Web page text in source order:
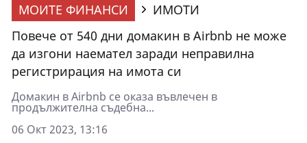
МОИТЕ ФИНАНСИ
ИМОТИ
Повече от 540 дни домакин в Airbnb не може
да изгони наемател заради неправилна
регистрирация на имота си
Домакин в Airbnb се оказа въвлечен в
продължителна съдебна...
06 Окт 2023, 13:16